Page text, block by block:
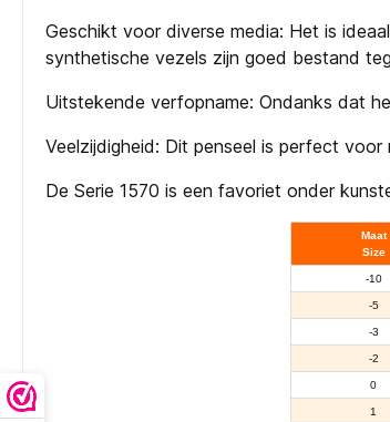
Geschikt voor diverse media: Het is
synthetische vezels zijn goed bestand
Uitstekende verfopname: Ondanks dat
Veelzijdigheid: Dit penseel is perfect voor
De Serie 1570 is een favoriet onder
Maat
Size
-10
-5
-3
-2
0
1